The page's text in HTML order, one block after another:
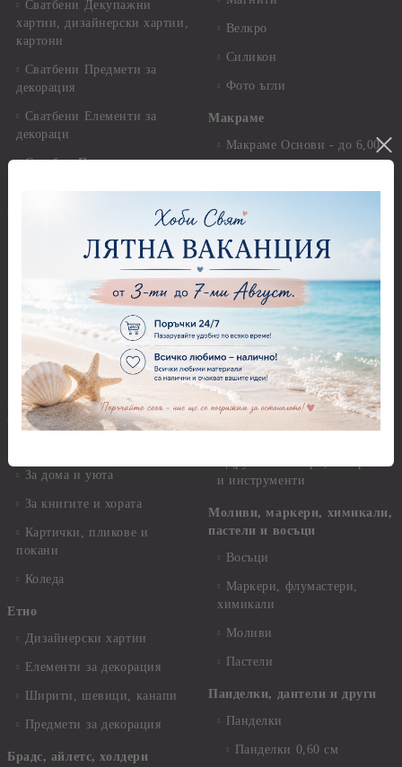
Сватбени Декупажни
хартии, дизайнерски хартии,
картони
Сватбени Предмети за
декорация
Сватбени Елементи за
декораци
Сватба - Перли, камъчета,
--<--@ КРЪЩЕНЕ @-->--
Кръщене - Предмети за
декорация - Кутии, Папки,
Кръщене - Елементи за
Кръщене - Хартии, картони,
данели , панделки
@--:---ГОТОВИ ПРОДУКТИ
---:--@
За дома и уюта
За книгите и хората
Картички, пликове и
покани
Коледа
Етно
Дизайнерски хартии
Елементи за декорация
Ширити, шевици, канапи
Предмети за декорация
Брадс, айлетс, холдери
Велкро
Силикон
Фото ъгли
Макраме
Макраме Основи - до 6,00
см
Макраме Основи - 7,00 -
15,00 см
Макраме Основи - над 15,00
см
Макраме - Други материали
Опаковки
Мебелен обков и аксесоари
Дръжки
Закачалки
Крака за мебели
Други аксесоари, материали
и инструменти
Моливи, маркери, химикали,
пастели и восъци
Восъци
Маркери, флумастери,
химикали
Моливи
Пастели
Панделки, дантели и други
Панделки
Панделки 0,60 см